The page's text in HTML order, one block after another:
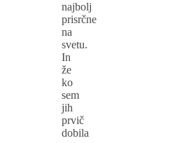
najbolj
prisrčne
na
svetu.
In
že
ko
sem
jih
prvič
dobila